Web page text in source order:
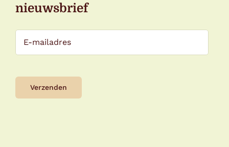
nieuwsbrief